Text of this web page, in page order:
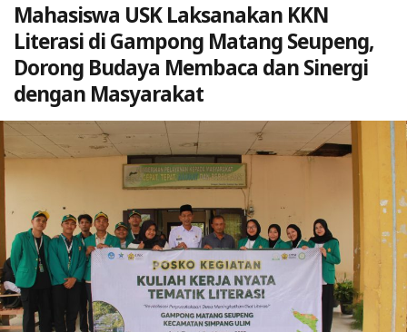
Mahasiswa USK Laksanakan KKN
Literasi di Gampong Matang Seupeng,
Dorong Budaya Membaca dan Sinergi
dengan Masyarakat